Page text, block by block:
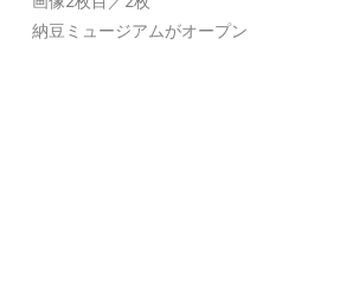
納豆ミュージアムがオープン